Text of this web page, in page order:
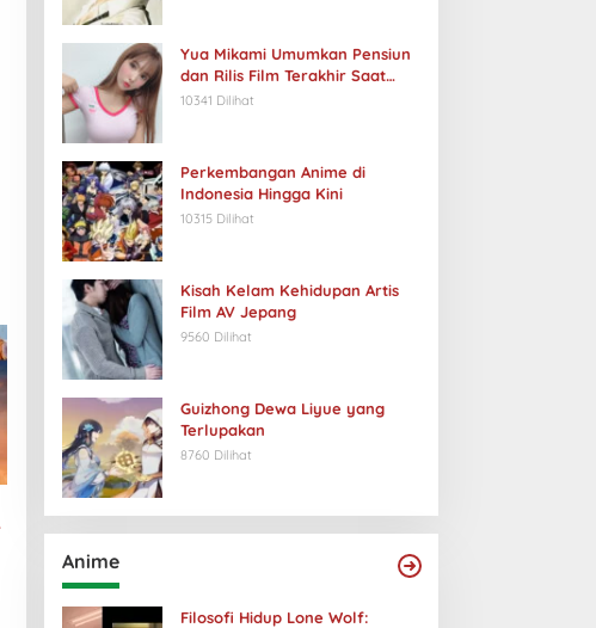
Yua Mikami Umumkan Pensiun
dan Rilis Film Terakhir Saat
Ulang Tahun
10341 Dilihat
Perkembangan Anime di
Indonesia Hingga Kini
10315 Dilihat
Kisah Kelam Kehidupan Artis
Film AV Jepang
9560 Dilihat
Guizhong Dewa Liyue yang
Terlupakan
8760 Dilihat
Anime
Filosofi Hidup Lone Wolf: